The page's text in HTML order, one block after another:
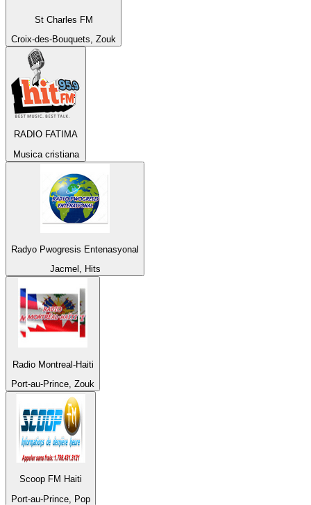
St Charles FM
Croix-des-Bouquets, Zouk
RADIO FATIMA
Musica cristiana
Radyo Pwogresis Entenasyonal
Jacmel, Hits
Radio Montreal-Haiti
Port-au-Prince, Zouk
Scoop FM Haiti
Port-au-Prince, Pop